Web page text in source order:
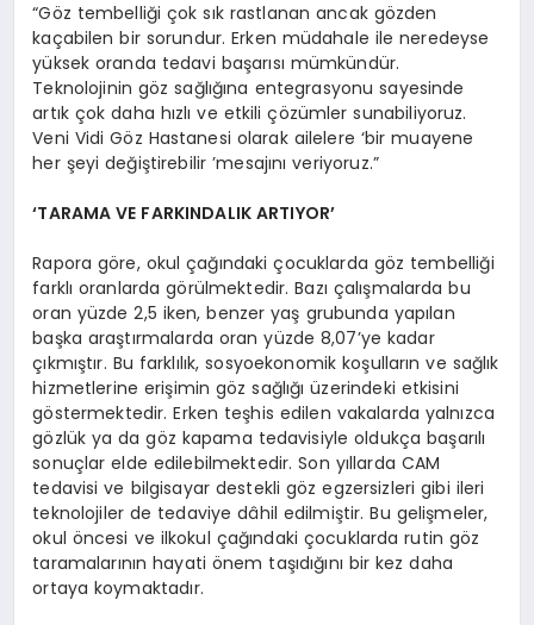
“Göz tembelliği çok sık rastlanan ancak gözden
kaçabilen bir sorundur. Erken müdahale ile neredeyse
yüksek oranda tedavi başarısı mümkündür.
Teknolojinin göz sağlığına entegrasyonu sayesinde
artık çok daha hızlı ve etkili çözümler sunabiliyoruz.
Veni Vidi Göz Hastanesi olarak ailelere ‘bir muayene
her şeyi değiştirebilir ’mesajını veriyoruz.”
‘TARAMA VE FARKINDALIK ARTIYOR’
Rapora göre, okul çağındaki çocuklarda göz tembelliği
farklı oranlarda görülmektedir. Bazı çalışmalarda bu
oran yüzde 2,5 iken, benzer yaş grubunda yapılan
başka araştırmalarda oran yüzde 8,07’ye kadar
çıkmıştır. Bu farklılık, sosyoekonomik koşulların ve sağlık
hizmetlerine erişimin göz sağlığı üzerindeki etkisini
göstermektedir. Erken teşhis edilen vakalarda yalnızca
gözlük ya da göz kapama tedavisiyle oldukça başarılı
sonuçlar elde edilebilmektedir. Son yıllarda CAM
tedavisi ve bilgisayar destekli göz egzersizleri gibi ileri
teknolojiler de tedaviye dâhil edilmiştir. Bu gelişmeler,
okul öncesi ve ilkokul çağındaki çocuklarda rutin göz
taramalarının hayati önem taşıdığını bir kez daha
ortaya koymaktadır.